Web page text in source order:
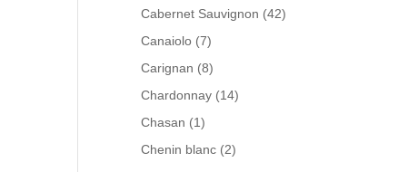
Cabernet Sauvignon (42)
Canaiolo (7)
Carignan (8)
Chardonnay (14)
Chasan (1)
Chenin blanc (2)